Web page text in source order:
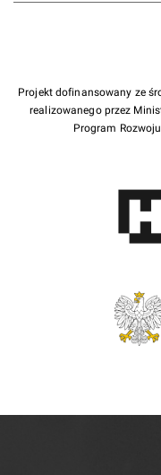
Projekt dofinansowany ze
realizowanego przez
Program